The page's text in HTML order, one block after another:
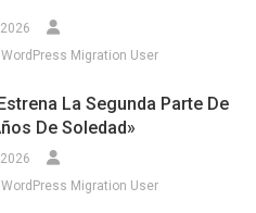
Migration User
La Segunda Parte De
De Soledad»
Migration User